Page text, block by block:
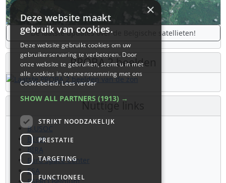
De laatste updates over de Belgische satellieten!
PROBA 2 beelden
Nuttige links
B.USOC
BEOP
BIRA
Euro Space Center
ESA
×
Deze website maakt
gebruik van cookies.
Deze website gebruikt cookies om uw
gebruikerservaring te verbeteren. Door
onze website te gebruiken, stemt u in met
alle cookies in overeenstemming met ons
Cookiebeleid.Lees verder
SHOW ALL PARTNERS (1913) →
STRIKT NOODZAKELIJK
PRESTATIE
TARGETING
FUNCTIONEEL